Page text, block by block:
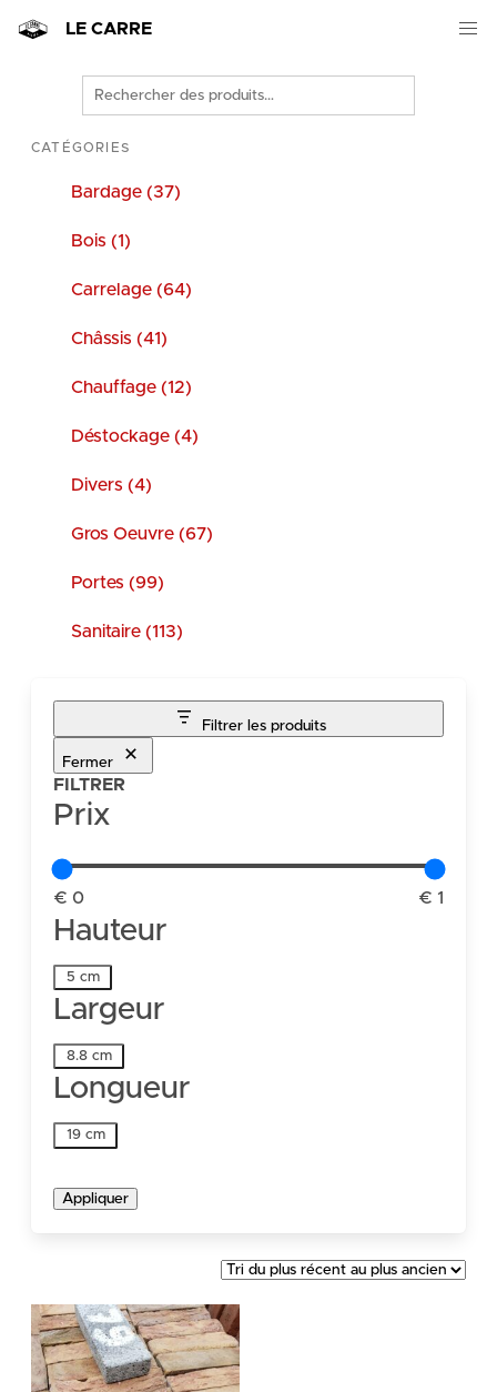
LE CARRE
Rechercher
des
produits
CATÉGORIES
Bardage (37)
Bois (1)
Carrelage (64)
Châssis (41)
Chauffage (12)
Déstockage (4)
Divers (4)
Gros Oeuvre (67)
Portes (99)
Sanitaire (113)
Filtrer les produits
Fermer
FILTRER
Prix
€ 0 € 1
Hauteur
Hauteur
5 cm
Largeur
Largeur
8.8 cm
Longueur
Longueur
19 cm
Appliquer